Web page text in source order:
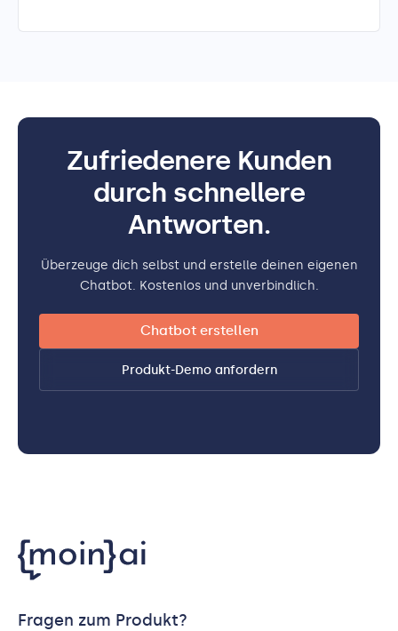
Zufriedenere Kunden
durch schnellere
Antworten.
Überzeuge dich selbst und erstelle deinen eigenen
Chatbot. Kostenlos und unverbindlich.
Chatbot erstellen
Produkt-Demo anfordern
Fragen zum Produkt?